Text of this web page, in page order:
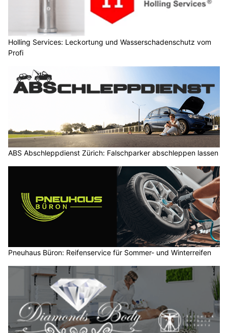
Holling Services: Leckortung und Wasserschadenschutz vom
Profi
ABS Abschleppdienst Zürich: Falschparker abschleppen lassen
Pneuhaus Büron: Reifenservice für Sommer- und Winterreifen